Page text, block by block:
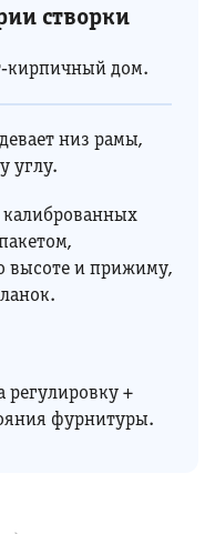
створки
дом.
низ рамы,
углу.
калиброванных
высоте и прижиму,
регулировку +
фурнитуры.